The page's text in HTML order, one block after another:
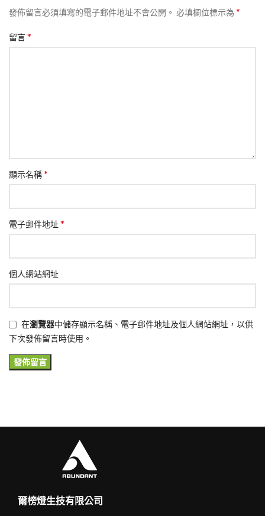
發佈留言必須填寫的電子郵件地址不會公開。 必填欄位標示為 *
留言*
顯示名稱*
電子郵件地址*
個人網站網址
在瀏覽器中儲存顯示名稱、電子郵件地址及個人網站網址，以供
下次發佈留言時使用。
爾榜燈生技有限公司